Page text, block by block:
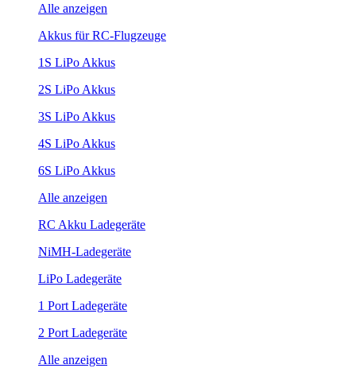
Alle anzeigen
Akkus für RC-Flugzeuge
1S LiPo Akkus
2S LiPo Akkus
3S LiPo Akkus
4S LiPo Akkus
6S LiPo Akkus
Alle anzeigen
RC Akku Ladegeräte
NiMH-Ladegeräte
LiPo Ladegeräte
1 Port Ladegeräte
2 Port Ladegeräte
Alle anzeigen